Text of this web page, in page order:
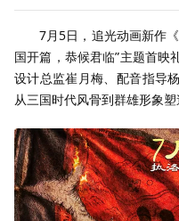
7月5日，追光动画新作
国开篇，恭候君临”主题首映
设计总监崔月梅、配音指导
从三国时代风骨到群雄形象塑